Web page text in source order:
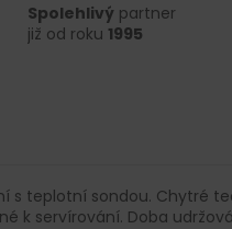
Spolehlivýpartner
již od roku 1995
s teplotní sondou.
k servírování. Doba